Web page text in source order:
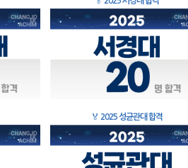
🏅 2025 성균관대 합격